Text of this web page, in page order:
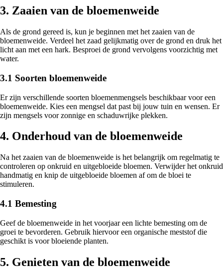
3. Zaaien van de bloemenweide
Als de grond gereed is, kun je beginnen met het zaaien van de
bloemenweide. Verdeel het zaad gelijkmatig over de grond en druk het
licht aan met een hark. Besproei de grond vervolgens voorzichtig met
water.
3.1 Soorten bloemenweide
Er zijn verschillende soorten bloemenmengsels beschikbaar voor een
bloemenweide. Kies een mengsel dat past bij jouw tuin en wensen. Er
zijn mengsels voor zonnige en schaduwrijke plekken.
4. Onderhoud van de bloemenweide
Na het zaaien van de bloemenweide is het belangrijk om regelmatig te
controleren op onkruid en uitgebloeide bloemen. Verwijder het onkruid
handmatig en knip de uitgebloeide bloemen af om de bloei te
stimuleren.
4.1 Bemesting
Geef de bloemenweide in het voorjaar een lichte bemesting om de
groei te bevorderen. Gebruik hiervoor een organische meststof die
geschikt is voor bloeiende planten.
5. Genieten van de bloemenweide